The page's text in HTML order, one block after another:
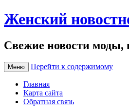
Женский
Свежие новости
Меню Перейти к содержимому
Главная
Карта сайта
Обратная связь